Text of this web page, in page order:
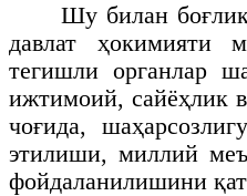
Шу билан
давлат ҳокимияти
тегишли органлар
ижтимоий, сайёҳлик
чоғида,
этилиши, миллий
фойдаланилишини